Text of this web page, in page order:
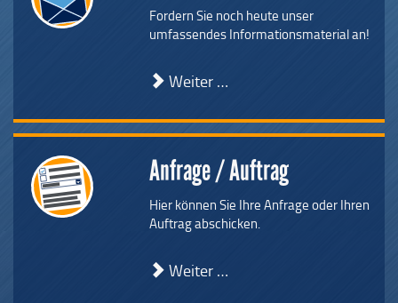
Fordern Sie noch heute unser
umfassendes Informationsmaterial an!
Weiter …
Anfrage / Auftrag
Hier können Sie Ihre Anfrage oder Ihren
Auftrag abschicken.
Weiter …